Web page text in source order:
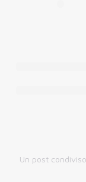
Un post